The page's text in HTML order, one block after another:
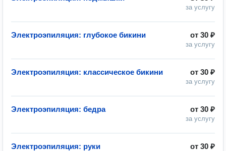
за услугу
от 30 ₽
за услугу
Электроэпиляция: глубокое бикини
от 30 ₽
за услугу
Электроэпиляция: классическое бикини
от 30 ₽
за услугу
Электроэпиляция: бедра
от 30 ₽
Электроэпиляция: руки